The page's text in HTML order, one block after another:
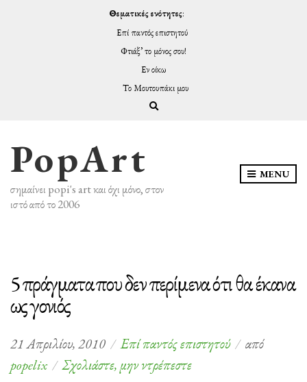
Θεματικές ενότητες:
Επί παντός επιστητού
Φτιάξ’ το μόνος σου!
Εν οίκω
Το Μουτουπάκι μου
Expand search form
PopArt
σημαίνει popi's art και όχι μόνο, στον
ιστό από το 2006
MENU
5 πράγματα που δεν περίμενα ότι θα έκανα
ως γονιός
21 Απριλίου, 2010 Επί παντός επιστητού
από
popelix
Σχολιάστε, μην ντρέπεστεστο